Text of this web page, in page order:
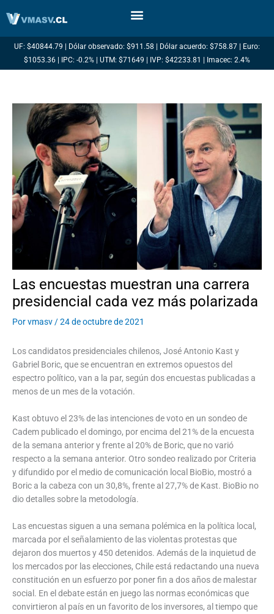
UF: $40844.79 | Dólar observado: $911.58 | Dólar acuerdo: $758.87 | Euro:
$1053.36 | IPC: -0.2% | UTM: $71649 | IVP: $42233.81 | Imacec: 2.4%
Las encuestas muestran una carrera
presidencial cada vez más polarizada
Porvmasv /24 de octubre de 2021
Los candidatos presidenciales chilenos, José Antonio Kast y
Gabriel Boric, que se encuentran en extremos opuestos del
espectro político, van a la par, según dos encuestas publicadas a
menos de un mes de la votación.
Kast obtuvo el 23% de las intenciones de voto en un sondeo de
Cadem publicado el domingo, por encima del 21% de la encuesta
de la semana anterior y frente al 20% de Boric, que no varió
respecto a la semana anterior. Otro sondeo realizado por Criteria
y difundido por el medio de comunicación local BioBio, mostró a
Boric a la cabeza con un 30,8%, frente al 27,7% de Kast. BioBio no
dio detalles sobre la metodología.
Las encuestas siguen a una semana polémica en la política local,
marcada por el señalamiento de las violentas protestas que
dejaron dos muertos y 450 detenidos. Además de la inquietud de
los mercados por las elecciones, Chile está redactando una nueva
constitución en un esfuerzo por poner fin a dos años de malestar
social. En el debate están en juego las normas económicas que
convirtieron al país en un favorito de los inversores, al tiempo que